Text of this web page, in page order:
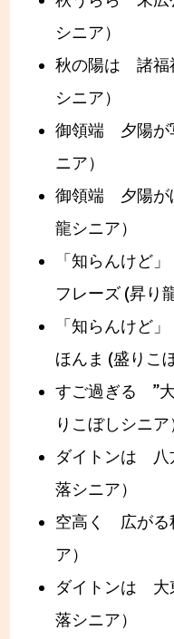
シニア）
秋の陽は 諸福
シニア）
御領端 夕陽が
ニア）
御領端 夕陽が
龍シニア）
「知らんけど
フレーズ (昇り
「知らんけど
ほんま (盛りこ
すご過ぎる ”
りこぼしシニア
ダイトンは 八
落シニア）
空高く 広がる
ア）
ダイトンは 大
落シニア）